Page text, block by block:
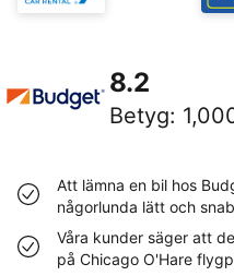
8.2
Betyg:
Att lämna en bil hos
någorlunda lätt och
Våra kunder säger att
på Chicago O'Hare